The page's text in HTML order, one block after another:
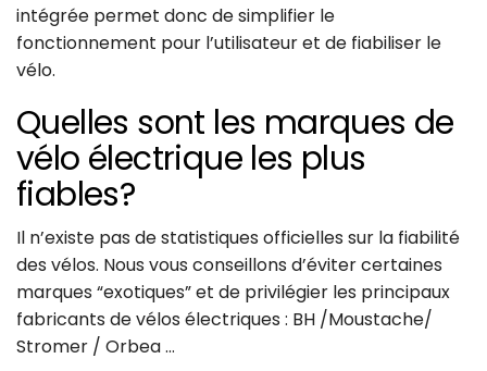
intégrée permet donc de simplifier le
fonctionnement pour l’utilisateur et de fiabiliser le
vélo.
Quelles sont les marques de
vélo électrique les plus
fiables?
Il n’existe pas de statistiques officielles sur la fiabilité
des vélos. Nous vous conseillons d’éviter certaines
marques “exotiques” et de privilégier les principaux
fabricants de vélos électriques : BH /Moustache/
Stromer / Orbea …